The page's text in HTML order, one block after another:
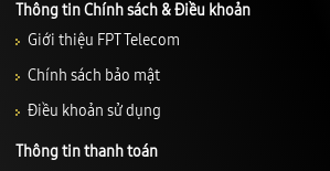
Thông tin Chính sách & Điều khoản
Giới thiệu FPT Telecom
Chính sách bảo mật
Điều khoản sử dụng
Thông tin thanh toán